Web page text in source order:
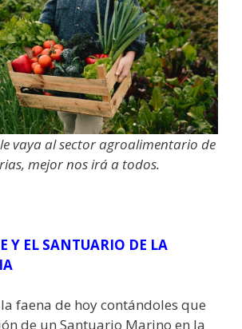
vaya al sector agroalimentario de
mejor nos irá a todos.
Y EL SANTUARIO DE LA
faena de hoy contándoles que
de un Santuario Marino en la